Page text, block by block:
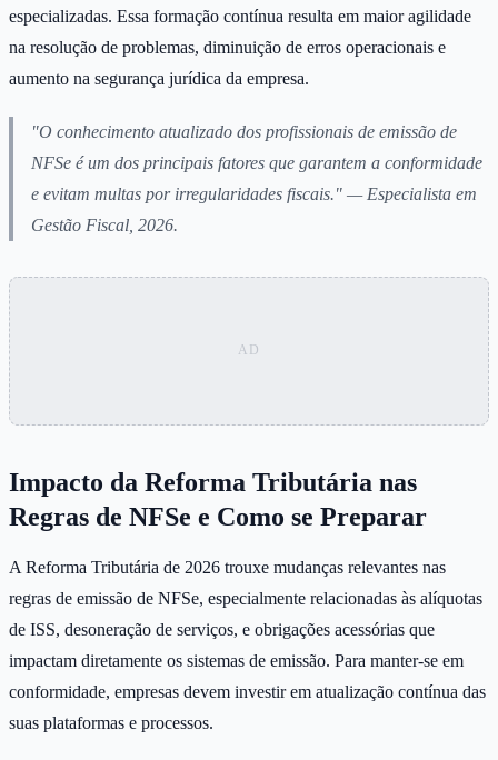
especializadas. Essa formação contínua resulta em maior agilidade
na resolução de problemas, diminuição de erros operacionais e
aumento na segurança jurídica da empresa.
"O conhecimento atualizado dos profissionais de emissão de
NFSe é um dos principais fatores que garantem a conformidade
e evitam multas por irregularidades fiscais." — Especialista em
Gestão Fiscal, 2026.
Impacto da Reforma Tributária nas
Regras de NFSe e Como se Preparar
A Reforma Tributária de 2026 trouxe mudanças relevantes nas
regras de emissão de NFSe, especialmente relacionadas às alíquotas
de ISS, desoneração de serviços, e obrigações acessórias que
impactam diretamente os sistemas de emissão. Para manter-se em
conformidade, empresas devem investir em atualização contínua das
suas plataformas e processos.